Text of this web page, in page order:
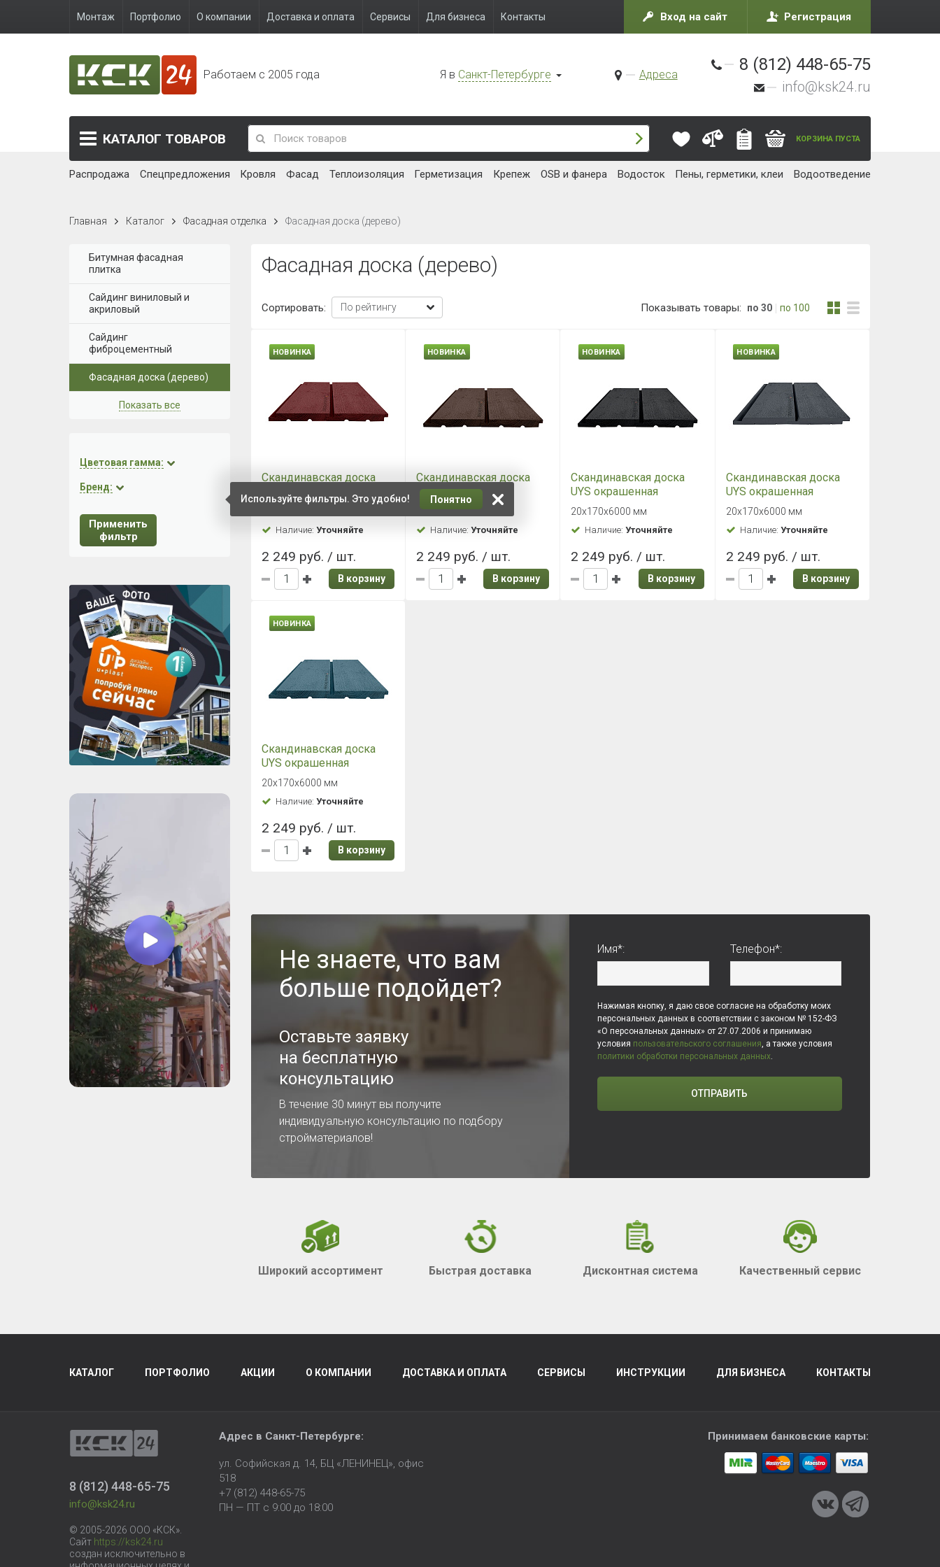
Монтаж Портфолио О компании Доставка и оплата Сервисы Для бизнеса Контакты Вход на сайт Регистрация
Работаем с 2005 года Я в Санкт-Петербурге Адреса
8 (812) 448-65-75
info@ksk24.ru
КАТАЛОГ ТОВАРОВ КОРЗИНА ПУСТА
Распродажа Спецпредложения Кровля Фасад Теплоизоляция Герметизация Крепеж OSB и фанера Водосток Пены, герметики, клеи Водоотведение
Главная Каталог Фасадная отделка Фасадная доска (дерево)
Фасадная доска (дерево)
Сортировать: Показывать товары: по 30 по 100
НОВИНКА
Скандинавская доска
UYS окрашенная
20х170х6000мм
Укрывная Поднятый
ворс Хвоя АВ Цвет 524х
Наличие: Уточняйте
2 249 руб. / шт.
В корзину
НОВИНКА
Скандинавская доска
UYS окрашенная
20х170х6000мм
Укрывная Поднятый
ворс Хвоя АВ Цвет 548х
20х170х6000 мм
Наличие:Уточняйте
2 249 руб. / шт.
В корзину
НОВИНКА
Скандинавская доска
UYS окрашенная
20х170х6000мм
Укрывная Поднятый
ворс Хвоя АВ Цвет 564х
20х170х6000 мм
Наличие:Уточняйте
2 249 руб. / шт.
В корзину
НОВИНКА
Скандинавская доска
UYS окрашенная
20х170х6000мм
Укрывная Поднятый
ворс Хвоя АВ Цвет 612х
20х170х6000 мм
Наличие: Уточняйте
2 249 руб. / шт.
В корзину
НОВИНКА
Скандинавская доска
UYS окрашенная
20х170х6000мм
Укрывная Поднятый
ворс Хвоя АВ Цвет 606х
20х170х6000 мм
Наличие: Уточняйте
2 249 руб. / шт.
В корзину
Не знаете, что вам
больше подойдет?
Оставьте заявку
на бесплатную
консультацию
В течение 30 минут вы получите
индивидуальную консультацию по подбору
стройматериалов!
Имя*: Телефон*:
Нажимая кнопку, я даю свое согласие на обработку моих
персональных данных в соответствии с законом № 152-ФЗ
«О персональных данных» от 27.07.2006 и принимаю
условия пользовательского соглашения, а также условия
политики обработки персональных данных.
ОТПРАВИТЬ
Широкий ассортимент Быстрая доставка Дисконтная система Качественный сервис
Битумная фасадная
плитка
Сайдинг виниловый и
акриловый
Сайдинг
фиброцементный
Фасадная доска (дерево)
Показать все
Используйте фильтры. Это удобно! Понятно
Цветовая гамма:
Бренд:
Применить
фильтр
КАТАЛОГ ПОРТФОЛИО АКЦИИ О КОМПАНИИ ДОСТАВКА И ОПЛАТА СЕРВИСЫ ИНСТРУКЦИИ ДЛЯ БИЗНЕСА КОНТАКТЫ
8 (812) 448-65-75
info@ksk24.ru
© 2005-2026 ООО «КСК».
Сайт https://ksk24.ru
создан исключительно в
Адрес в Санкт-Петербурге:
ул. Софийская д. 14, БЦ «ЛЕНИНЕЦ», офис
518
+7 (812) 448-65-75
ПН — ПТ с 9:00 до 18:00
Принимаем банковские карты: